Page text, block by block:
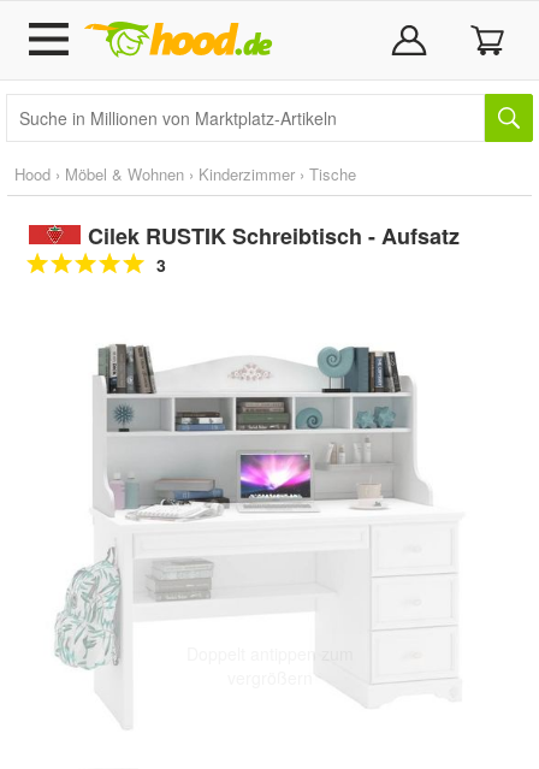
Hood › Möbel & Wohnen › Kinderzimmer › Tische
Cilek RUSTIK Schreibtisch - Aufsatz
3